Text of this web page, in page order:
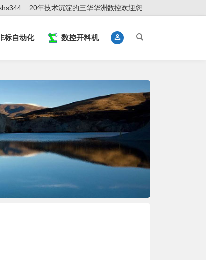
20年技术沉淀的三华华洲数控欢迎您
标自动化 数控开料机